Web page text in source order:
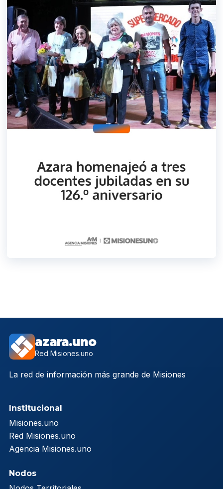
azara.uno
Red Misiones.uno
La red de información más grande de Misiones
Institucional
Misiones.uno
Red Misiones.uno
Agencia Misiones.uno
Nodos